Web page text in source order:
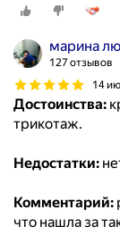
марина
127 отзывов
14
Достоинства:
трикотаж.
Недостатки:
Комментарий:
что нашла за